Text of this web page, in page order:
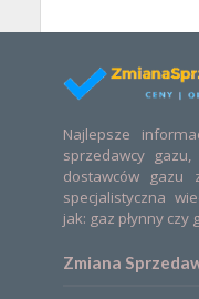
Najlepsze
sprzedawcy
dostawców gazu
specjalistyczna
jak: gaz płynny czy
Zmiana